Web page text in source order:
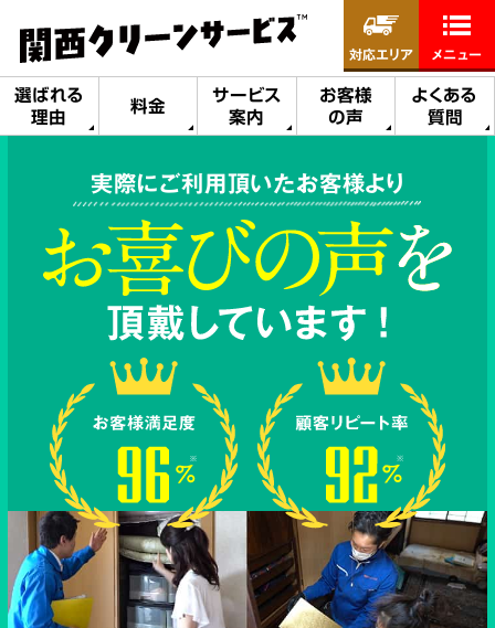
選ばれる
理由
料金
サービス
案内
お客様
の声
よくある
質問
対応エリア メニュー
実際にご利用頂いたお客様より